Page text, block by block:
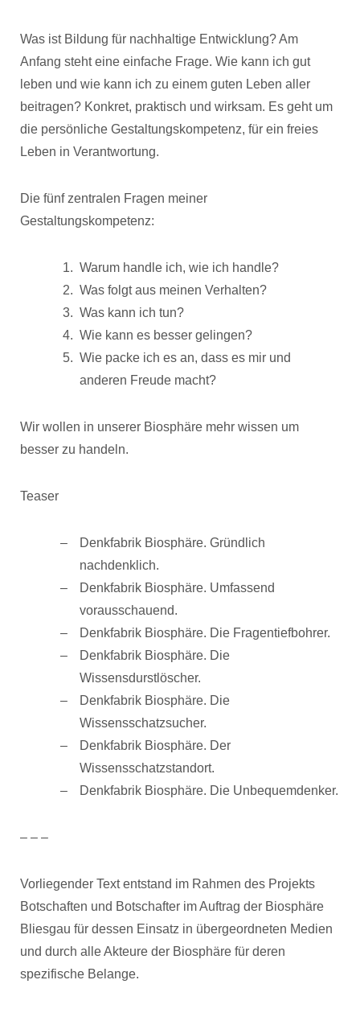
Was ist Bildung für nachhaltige Entwicklung? Am
Anfang steht eine einfache Frage. Wie kann ich gut
leben und wie kann ich zu einem guten Leben aller
beitragen? Konkret, praktisch und wirksam. Es geht um
die persönliche Gestaltungskompetenz, für ein freies
Leben in Verantwortung.
Die fünf zentralen Fragen meiner
Gestaltungskompetenz:
Warum handle ich, wie ich handle?
Was folgt aus meinen Verhalten?
Was kann ich tun?
Wie kann es besser gelingen?
Wie packe ich es an, dass es mir und
anderen Freude macht?
Wir wollen in unserer Biosphäre mehr wissen um
besser zu handeln.
Teaser
Denkfabrik Biosphäre. Gründlich
nachdenklich.
Denkfabrik Biosphäre. Umfassend
vorausschauend.
Denkfabrik Biosphäre. Die Fragentiefbohrer.
Denkfabrik Biosphäre. Die
Wissensdurstlöscher.
Denkfabrik Biosphäre. Die
Wissensschatzsucher.
Denkfabrik Biosphäre. Der
Wissensschatzstandort.
Denkfabrik Biosphäre. Die Unbequemdenker.
– – –
Vorliegender Text entstand im Rahmen des Projekts
Botschaften und Botschafter im Auftrag der Biosphäre
Bliesgau für dessen Einsatz in übergeordneten Medien
und durch alle Akteure der Biosphäre für deren
spezifische Belange.